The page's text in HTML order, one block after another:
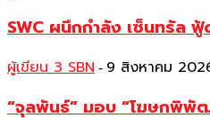
SWC ผนึกกำลัง เซ็นทรัล
ผู้เขียน 3 SBN - 9 สิงหาคม
“จุลพันธ์” มอบ “โฆษกพิพั